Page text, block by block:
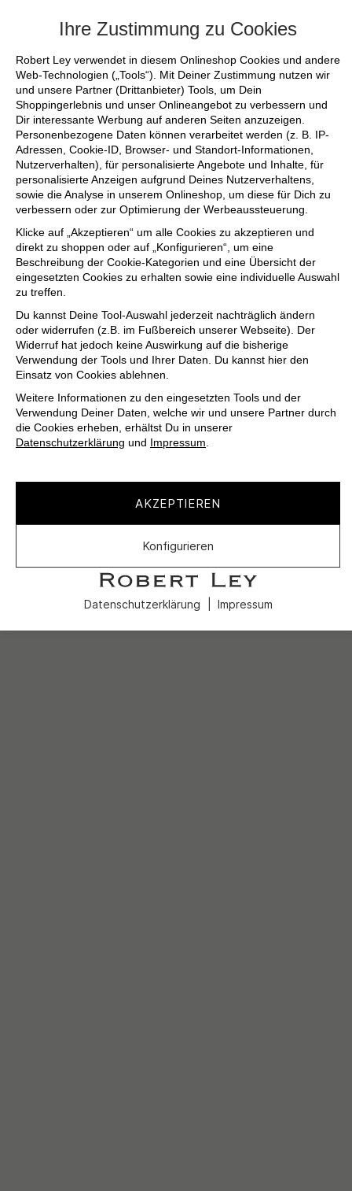
Ihre Zustimmung zu Cookies
Robert Ley verwendet in diesem Onlineshop Cookies und andere
Web-Technologien („Tools“). Mit Deiner Zustimmung nutzen wir
und unsere Partner (Drittanbieter) Tools, um Dein
Shoppingerlebnis und unser Onlineangebot zu verbessern und
Dir interessante Werbung auf anderen Seiten anzuzeigen.
Personenbezogene Daten können verarbeitet werden (z. B. IP-
Adressen, Cookie-ID, Browser- und Standort-Informationen,
Nutzerverhalten), für personalisierte Angebote und Inhalte, für
personalisierte Anzeigen aufgrund Deines Nutzerverhaltens,
sowie die Analyse in unserem Onlineshop, um diese für Dich zu
verbessern oder zur Optimierung der Werbeaussteuerung.
Klicke auf „Akzeptieren“ um alle Cookies zu akzeptieren und
direkt zu shoppen oder auf „Konfigurieren“, um eine
Beschreibung der Cookie-Kategorien und eine Übersicht der
eingesetzten Cookies zu erhalten sowie eine individuelle Auswahl
zu treffen.
Du kannst Deine Tool-Auswahl jederzeit nachträglich ändern
oder widerrufen (z.B. im Fußbereich unserer Webseite). Der
Widerruf hat jedoch keine Auswirkung auf die bisherige
Verwendung der Tools und Ihrer Daten. Du kannst hier den
Einsatz von Cookies ablehnen.
Weitere Informationen zu den eingesetzten Tools und der
Verwendung Deiner Daten, welche wir und unsere Partner durch
die Cookies erheben, erhältst Du in unserer
Datenschutzerklärung und Impressum.
AKZEPTIEREN
Konfigurieren
Datenschutzerklärung Impressum